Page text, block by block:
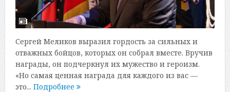
Сергей Меликов выразил гордость за сильных и
отважных бойцов, которых он собрал вместе. Вручив
награды, он подчеркнул их мужество и героизм.
«Но самая ценная награда для каждого из вас —
это... Подробнее